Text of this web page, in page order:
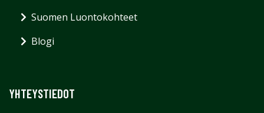
Suomen Luontokohteet
Blogi
YHTEYSTIEDOT